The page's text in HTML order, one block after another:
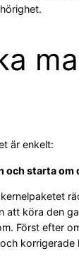
är enkelt:
och starta om
att köra den
Först efter
korrigerade